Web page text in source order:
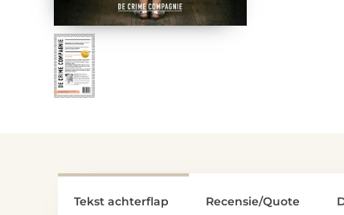
Tekst achterflap Recensie/Quote